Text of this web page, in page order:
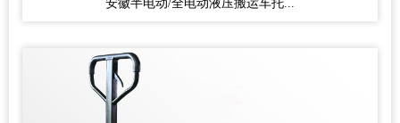
安徽半电动/全电动液压搬运车托...